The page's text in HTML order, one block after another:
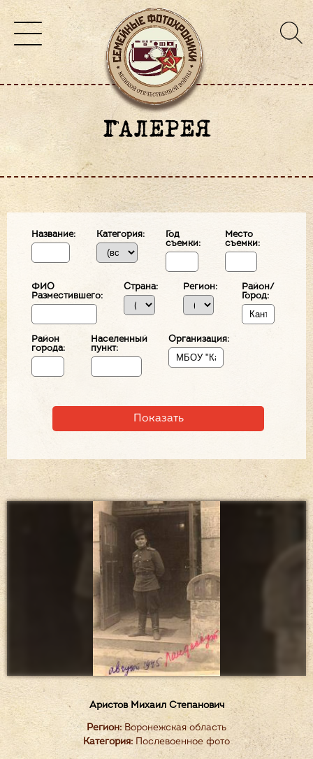
ГАЛЕРЕЯ
Название: Категория:
Год
съемки:
Место
съемки:
ФИО
Разместившего:
Страна: Регион:
Район/
Город:
Район
города:
Населенный
пункт:
Организация:
Аристов Михаил Степанович
Регион: Воронежская область
Категория: Послевоенное фото